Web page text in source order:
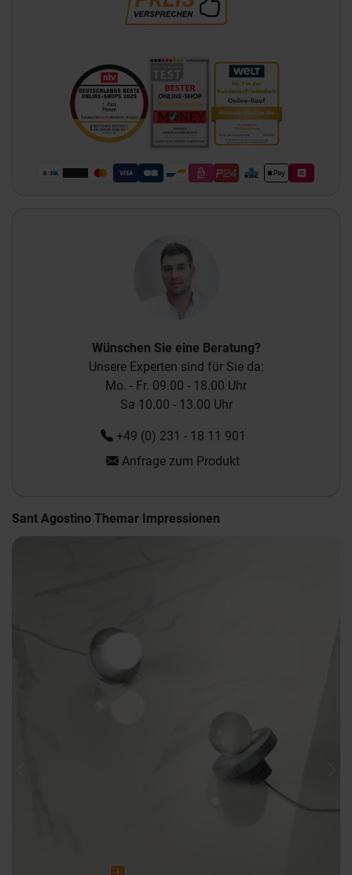
Wünschen Sie eine Beratung?
Unsere Experten sind für Sie da:
Mo. - Fr. 09.00 - 18.00 Uhr
Sa 10.00 - 13.00 Uhr
+49 (0) 231 - 18 11 901
Anfrage zum Produkt
Sant Agostino Themar Impressionen